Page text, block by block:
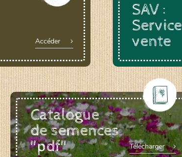
Accéder
SAV :
vente
Catalogue
de semences
"pdf"
Télécharger